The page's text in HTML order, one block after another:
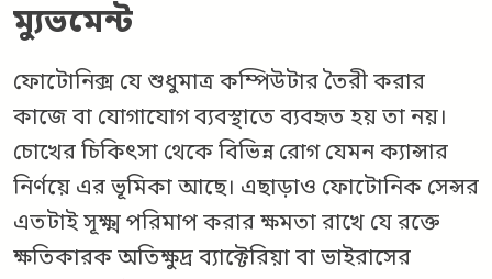
ম্যুভমেন্ট
ফোটোনিক্স যে শুধুমাত্র কম্পিউটার তৈরী করার
কাজে বা যোগাযোগ ব্যবস্থাতে ব্যবহৃত হয় তা নয়।
চোখের চিকিৎসা থেকে বিভিন্ন রোগ যেমন ক্যান্সার
নির্ণয়ে এর ভূমিকা আছে। এছাড়াও ফোটোনিক সেন্সর
এতটাই সূক্ষ্ম পরিমাপ করার ক্ষমতা রাখে যে রক্তে
ক্ষতিকারক অতিক্ষুদ্র ব্যাক্টেরিয়া বা ভাইরাসের